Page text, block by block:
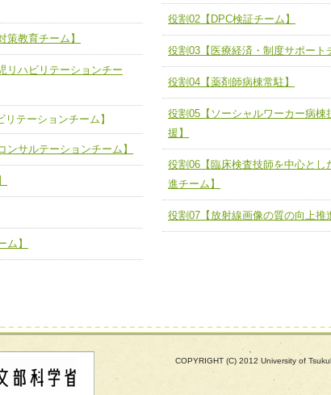
染対策教育チーム】
小児リハビリテーション
ハビリテーションチー
ンコンサルテーションチ
ム】
】
役割02【DPC検証チーム】
役割03【医療経済・制度サポート
役割04【薬剤師病棟常駐】
役割05【ソーシャルワーカー病棟
の支援】
役割06【臨床検査技師を中心とし
検査推進チーム】
教育チーム】
リハビリテーションチー
テーションチーム】
サルテーションチーム】
】
役割02【DPC検証チーム】
役割03【医療経済・制度サポート
役割04【薬剤師病棟常駐】
役割05【ソーシャルワーカー病
援】
役割06【臨床検査技師を中心と
進チーム】
役割07【放射線画像の質の向上推
COPYRIGHT (C) 2012 University of